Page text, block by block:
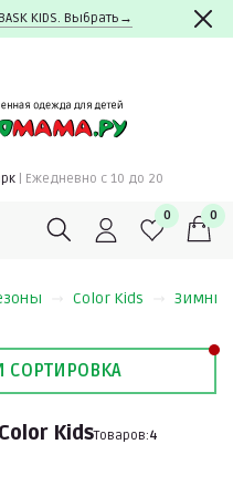
KIDS. Выбрать→
| Ежедневно c 10 до 20
0 0
Color Kids
KidsТоваров:4